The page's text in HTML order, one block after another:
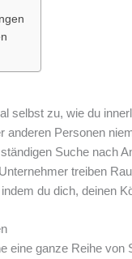
selbst zu, wie du
anderen Personen
Suche nach
treiben
du dich, deinen
eine ganze Reihe von